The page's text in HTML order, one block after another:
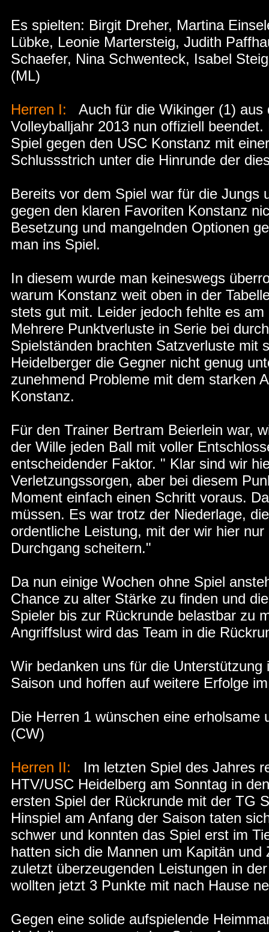
Es spielten: Birgit Dreher, Martina
Lübke, Leonie Martersteig, Judith
Schaefer, Nina Schwenteck, Isabel
(ML)
Herren I:
Auch für die Wikinger (1) aus
Volleyballjahr 2013 nun offiziell
Spiel gegen den USC Konstanz mit
Schlussstrich unter die Hinrunde der
Bereits vor dem Spiel war für die Jungs
gegen den klaren Favoriten Konstanz
Besetzung und mangelnden Optionen
man ins Spiel.
In diesem wurde man keineswegs
warum Konstanz weit oben in der
stets gut mit. Leider jedoch fehlte es
Mehrere Punktverluste in Serie bei
Spielständen brachten Satzverluste mit
Heidelberger die Gegner nicht genug
zunehmend Probleme mit dem starken
Konstanz.
Für den Trainer Bertram Beierlein war,
der Wille jeden Ball mit voller
entscheidender Faktor. " Klar sind wir
Verletzungssorgen, aber bei diesem
Moment einfach einen Schritt voraus.
müssen. Es war trotz der Niederlage,
ordentliche Leistung, mit der wir hier
Durchgang scheitern."
Da nun einige Wochen ohne Spiel
Chance zu alter Stärke zu finden und
Spieler bis zur Rückrunde belastbar zu
Angriffslust wird das Team in die
Wir bedanken uns für die
Saison und hoffen auf weitere Erfolge
Die Herren 1 wünschen eine erholsame
(CW)
Herren II:
Im letzten Spiel des Jahres
HTV/USC Heidelberg am Sonntag in
ersten Spiel der Rückrunde mit der TG
Hinspiel am Anfang der Saison taten
schwer und konnten das Spiel erst im
hatten sich die Mannen um Kapitän
zuletzt überzeugenden Leistungen in
wollten jetzt 3 Punkte mit nach Hause
Gegen eine solide aufspielende